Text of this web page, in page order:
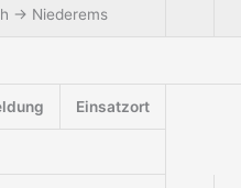
→ Niederems
Einsatzort